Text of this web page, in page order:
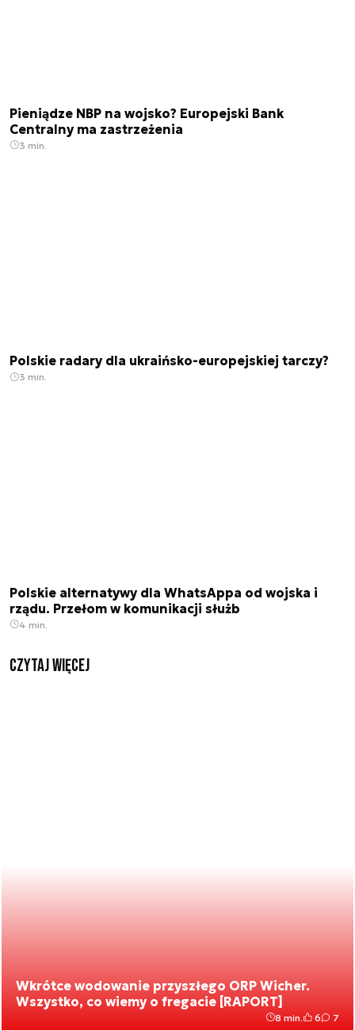
Pieniądze NBP na wojsko? Europejski Bank
Centralny ma zastrzeżenia
3 min.
Polskie radary dla ukraińsko-europejskiej tarczy?
3 min.
Polskie alternatywy dla WhatsAppa od wojska i
rządu. Przełom w komunikacji służb
4 min.
czytaj więcej
Wkrótce wodowanie przyszłego ORP Wicher.
Wszystko, co wiemy o fregacie [RAPORT]
8 min. 6 7